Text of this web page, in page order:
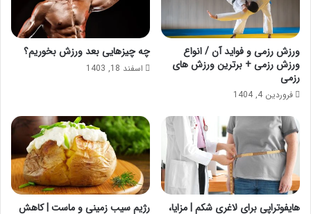
ورزش رزمی و فواید آن / انواع
ورزش رزمی + برترین ورزش های
رزمی
فروردین 4, 1404
چه چیزهایی بعد ورزش بخوریم؟
اسفند 18, 1403
هایفوتراپی برای لاغری شکم | مزایا،
رژیم سیب زمینی و ماست | کاهش